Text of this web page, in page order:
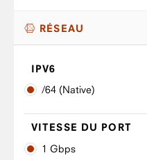
RÉSEAU
IPV6
/64 (Native)
VITESSE DU PORT
1 Gbps